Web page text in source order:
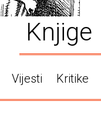
Knjige
Vijesti Kritike